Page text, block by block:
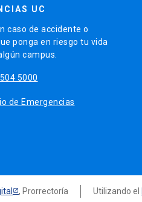
UC
caso de accidente o
ponga en riesgo tu vida
campus.
5000
de Emergencias
, Prorrectoría Utilizando el